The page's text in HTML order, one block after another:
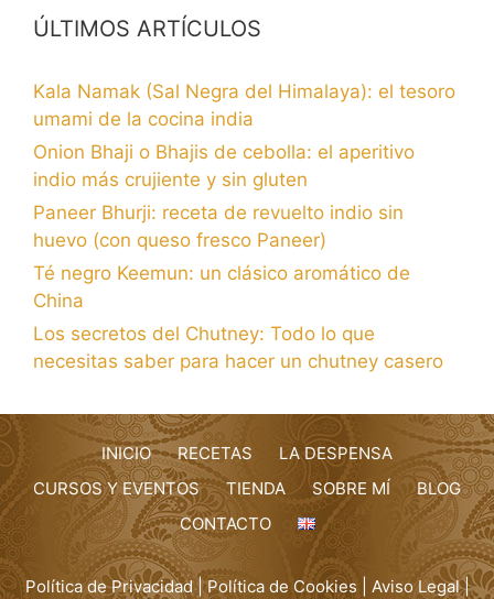
ÚLTIMOS ARTÍCULOS
Kala Namak (Sal Negra del Himalaya): el tesoro
umami de la cocina india
Onion Bhaji o Bhajis de cebolla: el aperitivo
indio más crujiente y sin gluten
Paneer Bhurji: receta de revuelto indio sin
huevo (con queso fresco Paneer)
Té negro Keemun: un clásico aromático de
China
Los secretos del Chutney: Todo lo que
necesitas saber para hacer un chutney casero
INICIO RECETAS
LA DESPENSA
CURSOS Y EVENTOS
TIENDA SOBRE MÍ
BLOG
CONTACTO
Política de Privacidad|Política de Cookies Aviso Legal|